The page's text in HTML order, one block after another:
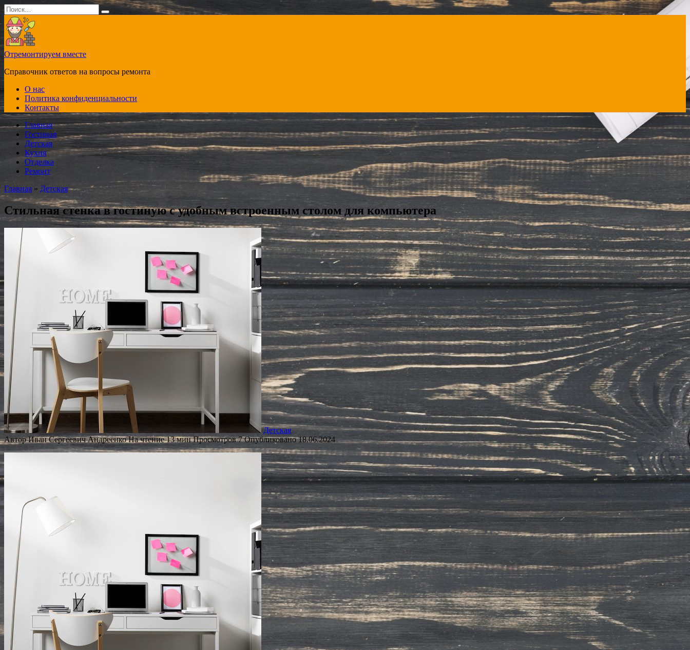
Перейти
к
содержанию
Search
for:
Отремонтируем вместе
Справочник ответов на вопросы ремонта
О нас
Политика конфиденциальности
Контакты
Главная
Гостиная
Детская
Кухня
Отделка
Ремонт
Главная » Детская
Стильная стенка в гостиную с удобным встроенным столом для компьютера
Детская
Автор Иван Сергеевич Андреенко На чтение13 мин Просмотров 7 Опубликовано 18.06.2024